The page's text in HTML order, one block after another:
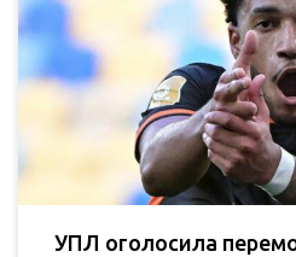
УПЛ оголосила